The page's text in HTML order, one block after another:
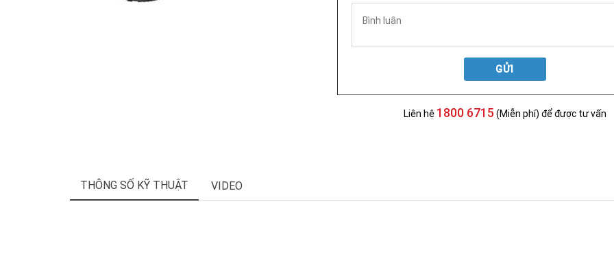
GỬI
Liên hệ 1800 6715 (Miễn phí) để được tư vấn
THÔNG SỐ KỸ THUẬT VIDEO